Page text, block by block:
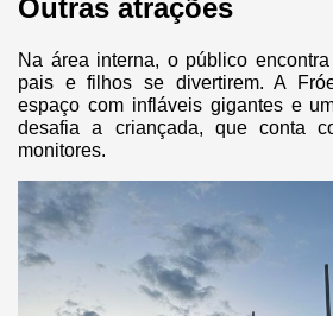
Outras atrações
Na área interna, o público
pais e filhos se divertirem. A
espaço com infláveis gigantes e
desafia a criançada, que conta
monitores.